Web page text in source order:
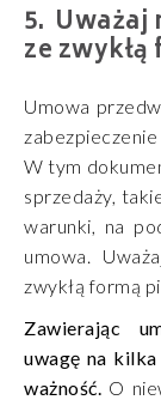
Uważaj
ze
Umowa
W tym
sprzedaży,
warunki, na
umowa.
zwykłą formą
Zawierając
uwagę na
ważność. O